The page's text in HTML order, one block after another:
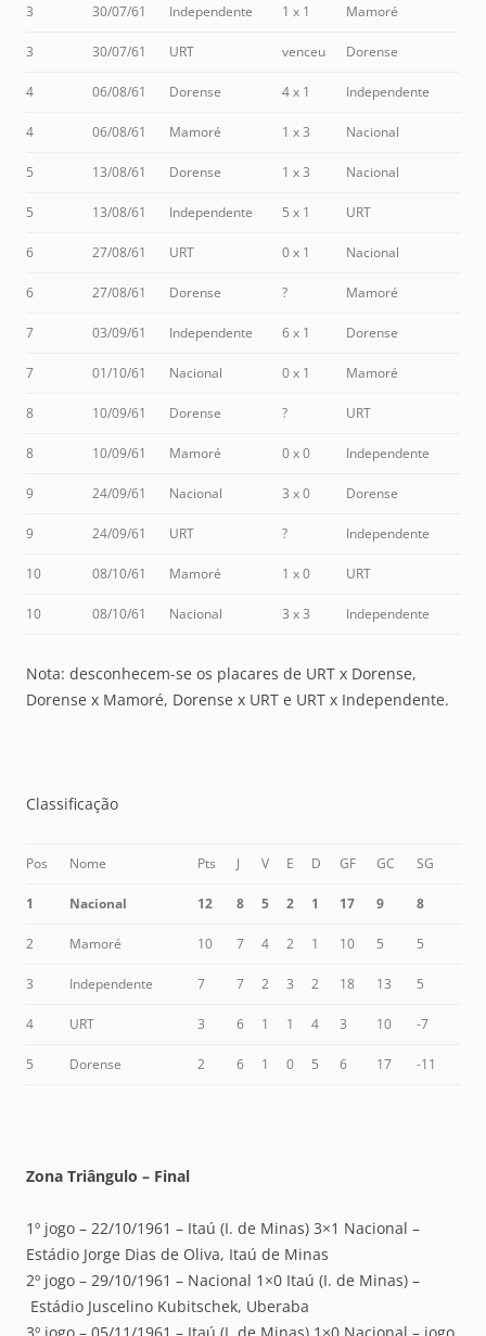
3 30/07/61 Independente 1 x 1 Mamoré
3 30/07/61 URT venceu Dorense
4 06/08/61 Dorense 4 x 1 Independente
4 06/08/61 Mamoré 1 x 3 Nacional
5 13/08/61 Dorense 1 x 3 Nacional
5 13/08/61 Independente 5 x 1 URT
6 27/08/61 URT 0 x 1 Nacional
6 27/08/61 Dorense ? Mamoré
7 03/09/61 Independente 6 x 1 Dorense
7 01/10/61 Nacional 0 x 1 Mamoré
8 10/09/61 Dorense ? URT
8 10/09/61 Mamoré 0 x 0 Independente
9 24/09/61 Nacional 3 x 0 Dorense
9 24/09/61 URT ? Independente
10 08/10/61 Mamoré 1 x 0 URT
10 08/10/61 Nacional 3 x 3 Independente
Nota: desconhecem-se os placares de URT x Dorense,
Dorense x Mamoré, Dorense x URT e URT x Independente.
Classificação
Pos Nome Pts J V E D GF GC SG
1 Nacional 12 8 5 2 1 17 9 8
2 Mamoré 10 7 4 2 1 10 5 5
3 Independente 7 7 2 3 2 18 13 5
4 URT 3 6 1 1 4 3 10 -7
5 Dorense 2 6 1 0 5 6 17 -11
Zona Triângulo – Final
1º jogo – 22/10/1961 – Itaú (I. de Minas) 3×1 Nacional –
Estádio Jorge Dias de Oliva, Itaú de Minas
2º jogo – 29/10/1961 – Nacional 1×0 Itaú (I. de Minas) –
Estádio Juscelino Kubitschek, Uberaba